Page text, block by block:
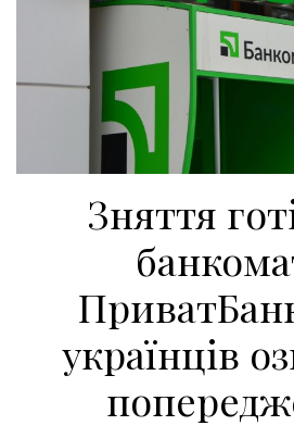
Зняття
українців